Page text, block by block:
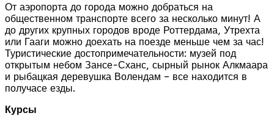
От аэропорта до города можно добраться на
общественном транспорте всего за несколько минут! А
до других крупных городов вроде Роттердама, Утрехта
или Гааги можно доехать на поезде меньше чем за час!
Туристические достопримечательности: музей под
открытым небом Зансе-Сханс, сырный рынок Алкмаара
и рыбацкая деревушка Волендам – все находится в
получасе езды.
Курсы